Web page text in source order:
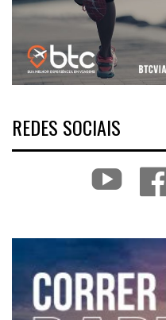
REDES SOCIAIS
YouTube